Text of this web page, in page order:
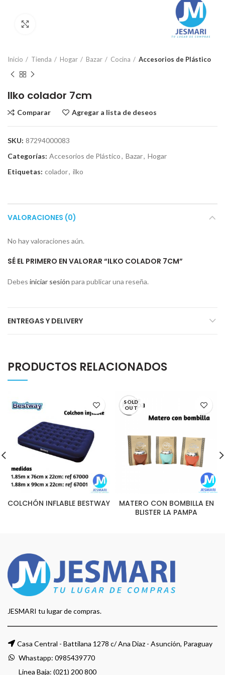
Inicio Tienda Hogar Bazar Cocina Accesorios de Plástico
Ilko colador 7cm
Comparar Agregar a lista de deseos
SKU: 87294000083
Categorías: Accesorios de Plástico, Bazar, Hogar
Etiquetas: colador, ilko
VALORACIONES (0)
No hay valoraciones aún.
SÉ EL PRIMERO EN VALORAR “ILKO COLADOR 7CM”
Debes iniciar sesión para publicar una reseña.
ENTREGAS Y DELIVERY
PRODUCTOS RELACIONADOS
COLCHÓN INFLABLE BESTWAY
SOLD
OUT
MATERO CON BOMBILLA EN
BLISTER LA PAMPA
JESMARI tu lugar de compras.
Casa Central - Battilana 1278 c/ Ana Diaz - Asunción, Paraguay
Whastapp: 0985439770
Linea Baja: (021) 200 800